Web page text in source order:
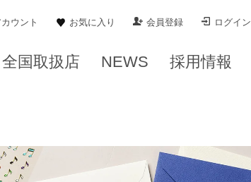
ウント お気に入り 会員登録 ログイン
全国取扱店 NEWS 採用情報